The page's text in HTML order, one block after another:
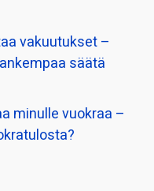
vakuutukset –
säätä
minulle vuokraa –